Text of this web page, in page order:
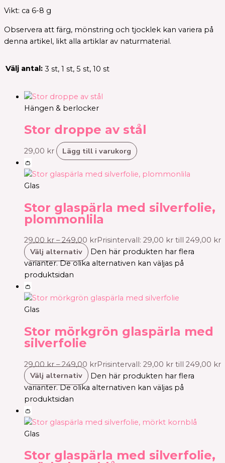
Vikt: ca 6-8 g
Observera att färg, mönstring och tjocklek kan variera på
denna artikel, likt alla artiklar av naturmaterial.
Välj antal: 3 st, 1 st, 5 st, 10 st
Hängen & berlocker
Stor droppe av stål
29,00 kr Lägg till i varukorg
👛
Glas
Stor glaspärla med silverfolie,
plommonlila
29,00 kr – 249,00 krPrisintervall: 29,00 kr till 249,00 kr
Välj alternativ
Den här produkten har flera
varianter. De olika alternativen kan väljas på
produktsidan
👛
Glas
Stor mörkgrön glaspärla med
silverfolie
29,00kr – 249,00 krPrisintervall: 29,00 kr till 249,00 kr
Välj alternativ
Den här produkten har flera
varianter. De olika alternativen kan väljas på
produktsidan
👛
Glas
Stor glaspärla med silverfolie,